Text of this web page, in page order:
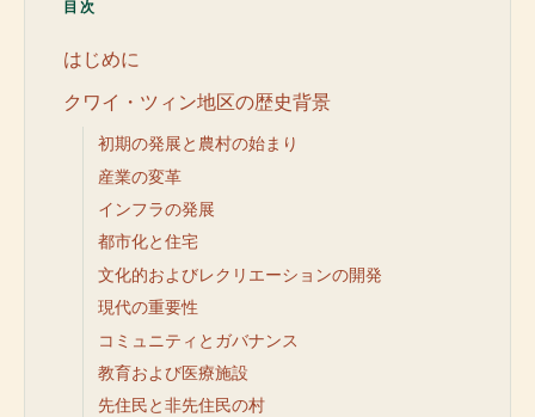
目次
はじめに
クワイ・ツィン地区の歴史背景
初期の発展と農村の始まり
産業の変革
インフラの発展
都市化と住宅
文化的およびレクリエーションの開発
現代の重要性
コミュニティとガバナンス
教育および医療施設
先住民と非先住民の村